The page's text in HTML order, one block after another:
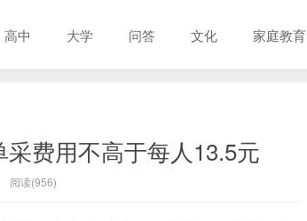
高中 大学 问答 文化 家庭教育
费用不高于每人13.5元
阅读(956)